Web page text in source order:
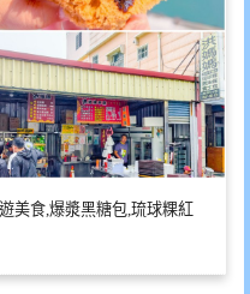
美食,爆漿黑糖包,琉球粿紅